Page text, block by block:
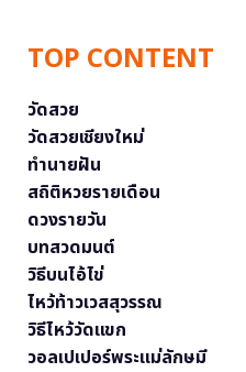
TOP CONTENT
วัดสวย
วัดสวยเชียงใหม่
ทำนายฝัน
สถิติหวยรายเดือน
ดวงรายวัน
บทสวดมนต์
วิธีบนไอ้ไข่
ไหว้ท้าวเวสสุวรรณ
วิธีไหว้วัดแขก
วอลเปเปอร์พระแม่ลักษมี